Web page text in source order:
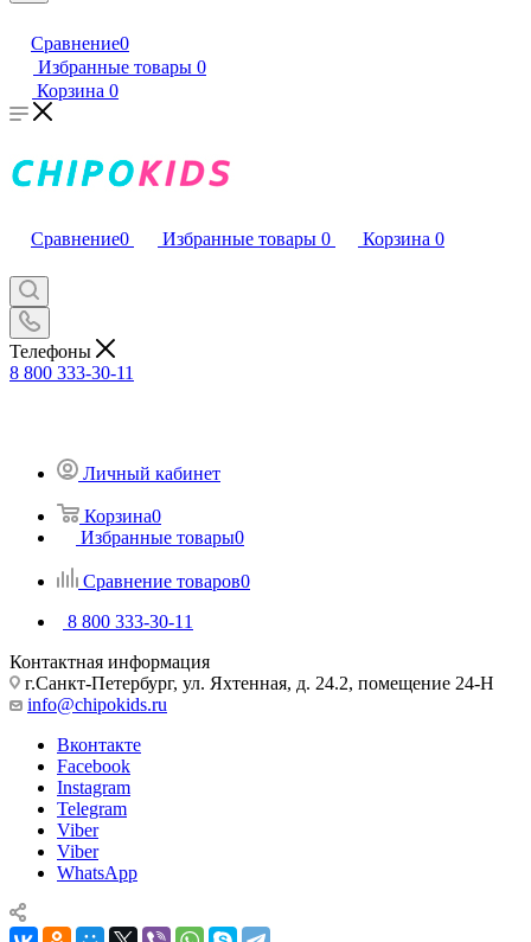
Сравнение0
Избранные товары 0
Корзина 0
Сравнение0 Избранные товары 0 Корзина 0
Телефоны
8 800 333-30-11
Личный кабинет
Корзина0
Избранные товары0
Сравнение товаров0
8 800 333-30-11
Контактная информация
г.Санкт-Петербург, ул. Яхтенная, д. 24.2, помещение 24-Н
info@chipokids.ru
Вконтакте
Facebook
Instagram
Telegram
Viber
Viber
WhatsApp